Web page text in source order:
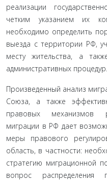
реализации
четким указанием их
необходимо определить
выезда с территории РФ,
месту жительства, а
административных процедур.
Произведенный анализ
Союза, а также
правовых механизмов
миграции в РФ дает
меры правово­го
область, в частности:
стратегию миграционной
вопрос распределения